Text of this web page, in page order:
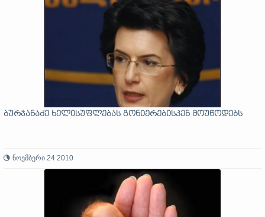
ბურჯანაძე ხელისუფლებას გონიერებისკენ მოუწოდებს
ნოემბერი 24 2010